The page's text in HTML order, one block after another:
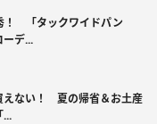
！ 「タックワイドパン
ーデ...
えない！ 夏の帰省＆お土産
...